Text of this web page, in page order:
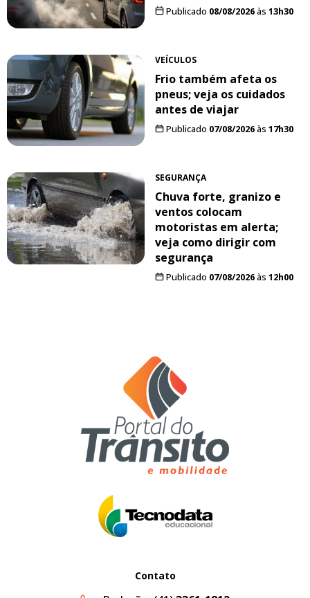
Publicado 08/08/2026às 13h30
VEÍCULOS
Frio também afeta os
pneus; veja os cuidados
antes de viajar
Publicado 07/08/2026às 17h30
SEGURANÇA
Chuva forte, granizo e
ventos colocam
motoristas em alerta;
veja como dirigir com
segurança
Publicado 07/08/2026às 12h00
Contato